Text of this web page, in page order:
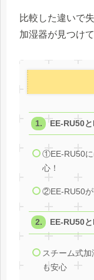
比較した違いで
加湿器が見つけ
EE-RU50
①EE-RU50に
心！
②EE-RU50が
EE-RU50
スチーム式
も安心